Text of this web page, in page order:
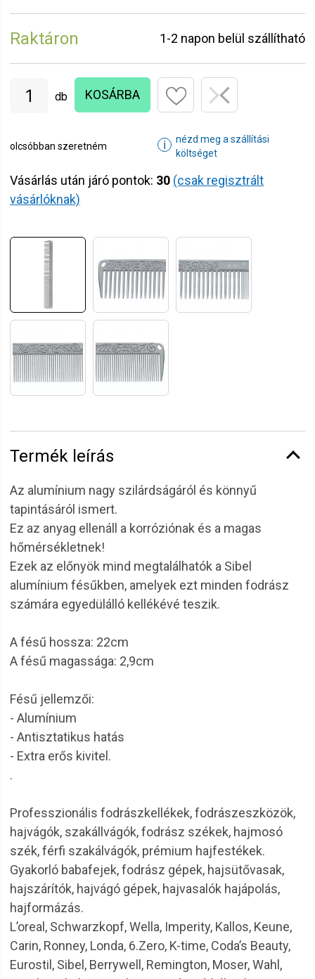
Raktáron 1-2 napon belül szállítható
db KOSÁRBA
olcsóbban szeretném ℹ
nézd meg a szállítási
költséget
Vásárlás után járó pontok: 30 (csak regisztrált
vásárlóknak)
Termék leírás
Az alumínium nagy szilárdságáról és könnyű
tapintásáról ismert.
Ez az anyag ellenáll a korróziónak és a magas
hőmérsékletnek!
Ezek az előnyök mind megtalálhatók a Sibel
alumínium fésűkben, amelyek ezt minden fodrász
számára egyedülálló kellékévé teszik.
A fésű hossza: 22cm
A fésű magassága: 2,9cm
Fésű jellemzői:
- Alumínium
- Antisztatikus hatás
- Extra erős kivitel.
.
Professzionális fodrászkellékek, fodrászeszközök,
hajvágók, szakállvágók, fodrász székek, hajmosó
szék, férfi szakálvágók, prémium hajfestékek.
Gyakorló babafejek, fodrász gépek, hajsütővasak,
hajszárítók, hajvágó gépek, hajvasalók hajápolás,
hajformázás.
L’oreal, Schwarzkopf, Wella, Imperity, Kallos, Keune,
Carin, Ronney, Londa, 6.Zero, K-time, Coda’s Beauty,
Eurostil, Sibel, Berrywell, Remington, Moser, Wahl,